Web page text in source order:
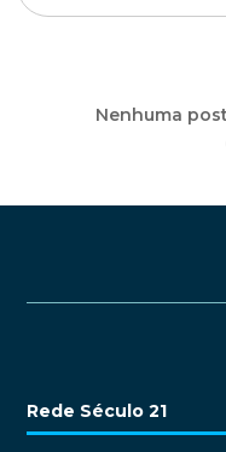
Nenhuma
Rede Século 21